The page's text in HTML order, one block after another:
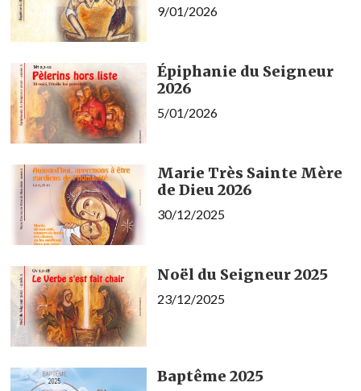
9/01/2026
Épiphanie du Seigneur
2026
5/01/2026
Marie Très Sainte Mère
de Dieu 2026
30/12/2025
Noël du Seigneur 2025
23/12/2025
Baptême 2025